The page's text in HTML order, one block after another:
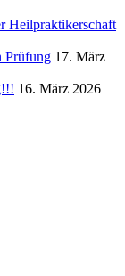
Heilpraktikerschaft
Prüfung 17. März
16. März 2026